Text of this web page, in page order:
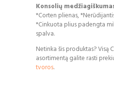
Konsolių
*Corten plienas,
*Cinkuota plius padengta
spalva.
Netinka šis produktas? Visą
asortimentą galite rasti
tvoros.